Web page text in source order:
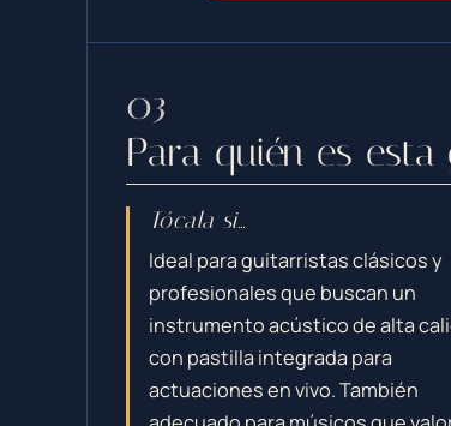
Para quién es
Tócala si…
Ideal para guitarristas clásicos y
profesionales que buscan un
instrumento acústico de alta
con pastilla integrada para
actuaciones en vivo. También